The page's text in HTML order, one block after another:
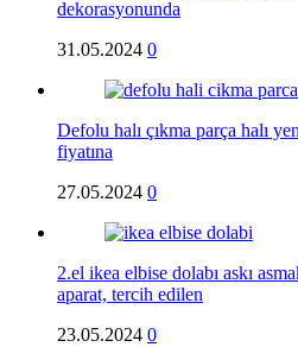
dekorasyonunda
31.05.2024 0
Defolu halı çıkma parça halı
fiyatına
27.05.2024 0
2.el ikea elbise dolabı askı
aparat, tercih edilen
23.05.2024 0